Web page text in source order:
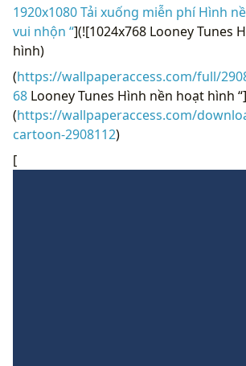
1920x1080 Tải xuống miễn phí Hình
vui nhộn “](![1024x768 Looney Tunes
hình)
(https://wallpaperaccess.com/full/
68 Looney Tunes Hình nền hoạt hình “]
(https://wallpaperaccess.com/
cartoon-2908112)
[